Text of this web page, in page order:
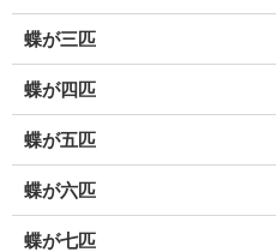
蝶が三匹
蝶が四匹
蝶が五匹
蝶が六匹
蝶が七匹